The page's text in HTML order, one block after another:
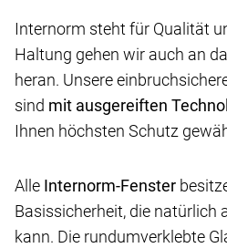
Internorm steht für Qualität
Haltung gehen wir auch an
heran. Unsere
sind mit ausgereiften
Ihnen höchsten Schutz
Alle Internorm-Fenster
Basissicherheit, die natürlich
kann. Die rundumverklebte